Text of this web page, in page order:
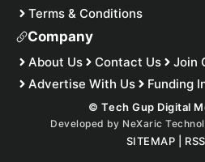
Terms & Conditions
Company
About Us Contact Us
Join
Advertise With Us
Funding
© Tech Gup Digital
Developed by NeXaric
SITEMAP